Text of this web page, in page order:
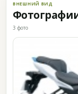
ВНЕШНИЙ ВИД
Фотографии
3 фото